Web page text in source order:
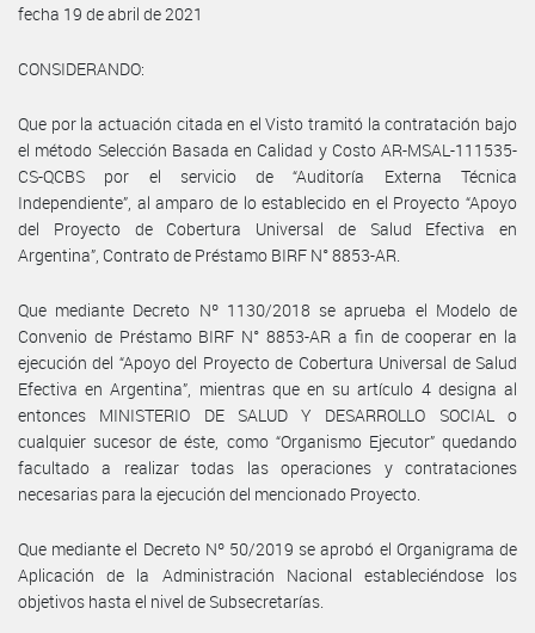
fecha 19 de abril de 2021
CONSIDERANDO:
Que por la actuación citada en el Visto tramitó la contratación bajo
el método Selección Basada en Calidad y Costo AR-MSAL-111535-
CS-QCBS por el servicio de “Auditoría Externa Técnica
Independiente”, al amparo de lo establecido en el Proyecto “Apoyo
del Proyecto de Cobertura Universal de Salud Efectiva en
Argentina”, Contrato de Préstamo BIRF N° 8853-AR.
Que mediante Decreto Nº 1130/2018 se aprueba el Modelo de
Convenio de Préstamo BIRF N° 8853-AR a fin de cooperar en la
ejecución del “Apoyo del Proyecto de Cobertura Universal de Salud
Efectiva en Argentina”, mientras que en su artículo 4 designa al
entonces MINISTERIO DE SALUD Y DESARROLLO SOCIAL o
cualquier sucesor de éste, como “Organismo Ejecutor” quedando
facultado a realizar todas las operaciones y contrataciones
necesarias para la ejecución del mencionado Proyecto.
Que mediante el Decreto Nº 50/2019 se aprobó el Organigrama de
Aplicación de la Administración Nacional estableciéndose los
objetivos hasta el nivel de Subsecretarías.